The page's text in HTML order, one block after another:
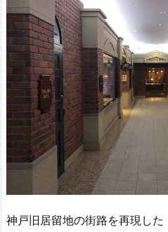
神戸旧居留地の街路を再現した